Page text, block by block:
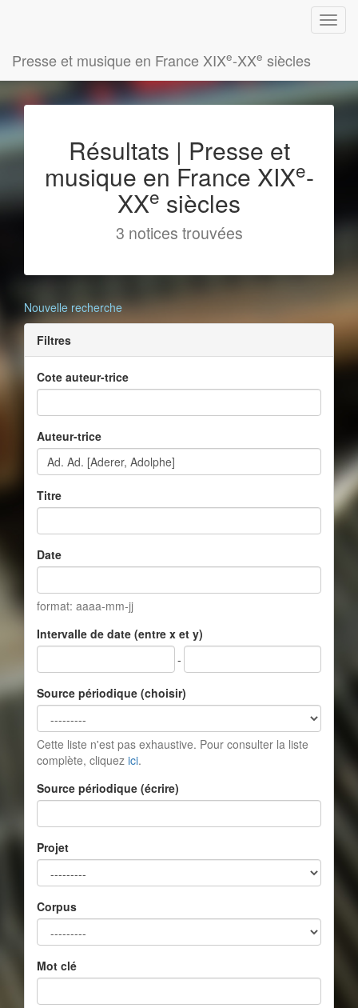
Presse et musique en France XIXe-XXe siècles
Résultats | Presse et
musique en France XIXe-
XXe siècles
3 notices trouvées
Nouvelle recherche
Filtres
Cote auteur-trice
Auteur-trice
Titre
Date
format: aaaa-mm-jj
Intervalle de date (entre x et y)
-
Source périodique (choisir)
Cette liste n'est pas exhaustive. Pour consulter la liste
complète, cliquez ici.
Source périodique (écrire)
Projet
Corpus
Mot clé